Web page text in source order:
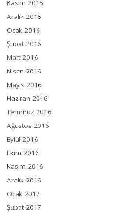
Kasım 2015
Aralık 2015
Ocak 2016
Şubat 2016
Mart 2016
Nisan 2016
Mayıs 2016
Haziran 2016
Temmuz 2016
Ağustos 2016
Eylül 2016
Ekim 2016
Kasım 2016
Aralık 2016
Ocak 2017
Şubat 2017